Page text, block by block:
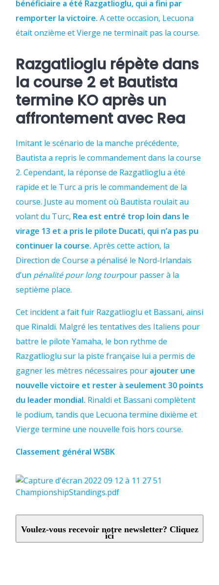
bénéficiaire a été Razgatlioglu, qui a fini par
remporter la victoire. A cette occasion, Lecuona
était onzième et Vierge ne terminait pas la course.
Razgatlioglu répète dans
la course 2 et Bautista
termine KO après un
affrontement avec Rea
Imitant le scénario de la manche précédente,
Bautista a repris le commandement dans la course
2. Cependant, la réponse de Razgatlioglu a été
rapide et le Turc a pris le commandement de la
course. Juste au moment où Bautista roulait au
volant du Turc, Rea est entré trop loin dans le
virage 13 et a pris le pilote Ducati, qui n’a pas pu
continuer la course. Après cette action, la
Direction de Course a pénalisé le Nord-Irlandais
d’un pénalité pour long tourpour passer à la
septième place.
Cet incident a fait fuir Razgatlioglu et Bassani, ainsi
que Rinaldi. Malgré les tentatives des Italiens pour
battre le pilote Yamaha, le bon rythme de
Razgatlioglu sur la piste française lui a permis de
gagner les mètres nécessaires pour ajouter une
nouvelle victoire et rester à seulement 30 points
du leader mondial. Rinaldi et Bassani complètent
le podium, tandis que Lecuona termine dixième et
Vierge termine une nouvelle fois hors course.
Classement général WSBK
Voulez-vous recevoir notre newsletter? Cliquez
ici